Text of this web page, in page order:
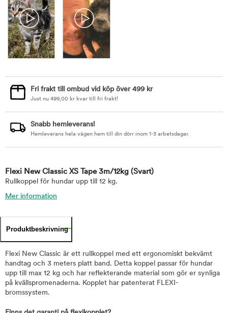
Fri frakt till ombud vid köp över 499 kr
Just nu 499,00 kr kvar till fri frakt!
Snabb hemleverans!
Hemleverans hela vägen hem till din dörr inom 1-3 arbetsdagar.
Flexi New Classic XS Tape 3m/12kg (Svart)
Rullkoppel för hundar upp till 12 kg.
Mer information
Produktbeskrivning
Flexi New Classic är ett rullkoppel med ett ergonomiskt bekvämt
handtag och 3 meters platt band. Detta koppel passar för hundar
upp till max 12 kg och har reflekterande material som gör er synliga
på kvällspromenaderna. Kopplet har patenterat FLEXI-
bromssystem.